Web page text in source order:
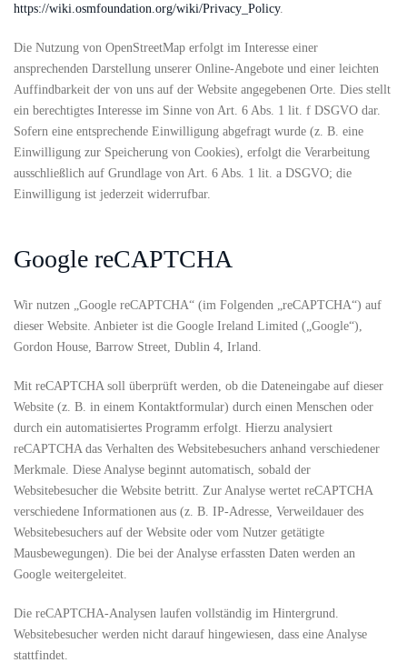
https://wiki.osmfoundation.org/wiki/Privacy_Policy.
Die Nutzung von OpenStreetMap erfolgt im Interesse einer
ansprechenden Darstellung unserer Online-Angebote und einer leichten
Auffindbarkeit der von uns auf der Website angegebenen Orte. Dies stellt
ein berechtigtes Interesse im Sinne von Art. 6 Abs. 1 lit. f DSGVO dar.
Sofern eine entsprechende Einwilligung abgefragt wurde (z. B. eine
Einwilligung zur Speicherung von Cookies), erfolgt die Verarbeitung
ausschließlich auf Grundlage von Art. 6 Abs. 1 lit. a DSGVO; die
Einwilligung ist jederzeit widerrufbar.
Google reCAPTCHA
Wir nutzen „Google reCAPTCHA“ (im Folgenden „reCAPTCHA“) auf
dieser Website. Anbieter ist die Google Ireland Limited („Google“),
Gordon House, Barrow Street, Dublin 4, Irland.
Mit reCAPTCHA soll überprüft werden, ob die Dateneingabe auf dieser
Website (z. B. in einem Kontaktformular) durch einen Menschen oder
durch ein automatisiertes Programm erfolgt. Hierzu analysiert
reCAPTCHA das Verhalten des Websitebesuchers anhand verschiedener
Merkmale. Diese Analyse beginnt automatisch, sobald der
Websitebesucher die Website betritt. Zur Analyse wertet reCAPTCHA
verschiedene Informationen aus (z. B. IP-Adresse, Verweildauer des
Websitebesuchers auf der Website oder vom Nutzer getätigte
Mausbewegungen). Die bei der Analyse erfassten Daten werden an
Google weitergeleitet.
Die reCAPTCHA-Analysen laufen vollständig im Hintergrund.
Websitebesucher werden nicht darauf hingewiesen, dass eine Analyse
stattfindet.